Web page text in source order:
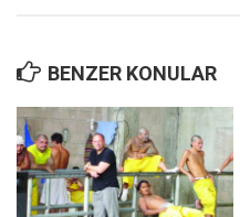
BENZER KONULAR